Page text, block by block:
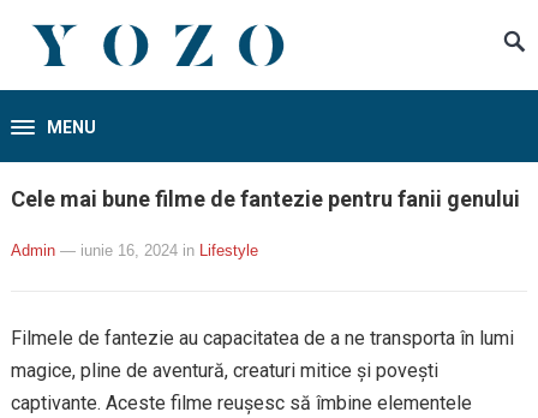
MENU
Cele mai bune filme de fantezie pentru fanii genului
Admin — iunie 16, 2024 in Lifestyle
Filmele de fantezie au capacitatea de a ne transporta în lumi
magice, pline de aventură, creaturi mitice și povești
captivante. Aceste filme reușesc să îmbine elementele